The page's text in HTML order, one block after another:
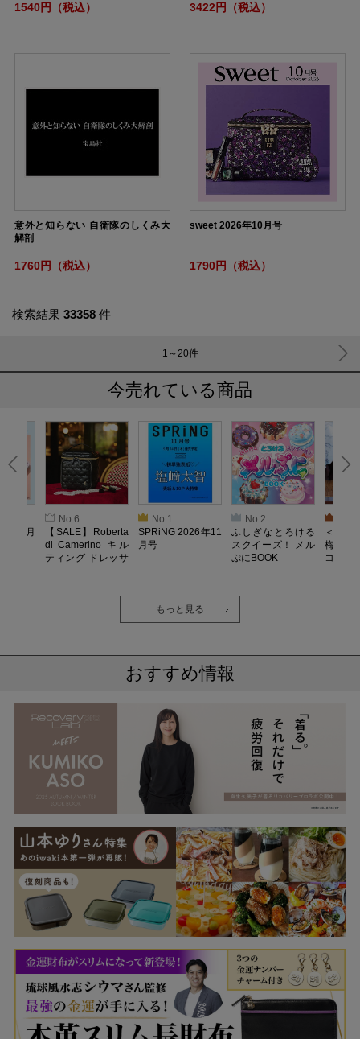
1540円（税込） 3422円（税込）
意外と知らない 自衛隊のしくみ大
解剖
1760円（税込）
sweet 2026年10月号
1790円（税込）
検索結果 33358 件
1～20件
今売れている商品
年9月
No.6
【SALE】Roberta
di Camerino キル
ティング ドレッサ
No.1
SPRiNG 2026年11
月号
No.2
ふしぎなとろける
スクイーズ！ メル
ぷにBOOK
＜
梅があ
コンポ
もっと見る
おすすめ情報